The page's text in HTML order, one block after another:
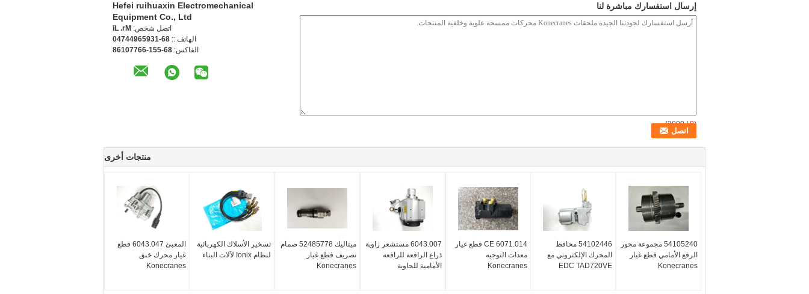
Hefei ruihuaxin Electromechanical
Equipment Co., Ltd
اتصل شخص: Mr. Li
الهاتف :: 86-13956944740
الفاكس: 86-551-66770168
إرسال استفسارك مباشرة لنا
(
0
/ 3000)
منتجات أخرى
المعبئ 6043.047 قطع
غيار محرك خنق
Konecranes
تسخير الأسلاك الكهربائية
لنظام Ionix لآلات البناء
ميتاليك 52485778 صمام
تصريف قطع غيار
Konecranes
6043.007 مستشعر زاوية
ذراع الرافعة للرافعة
الأمامية للحاوية
CE 6071.014 قطع غيار
معدات التوجيه
Konecranes
54102446 محافظ
المحرك الإلكتروني مع
EDC TAD720VE
54105240 مجموعة محور
الرفع الأمامي قطع غيار
Konecranes